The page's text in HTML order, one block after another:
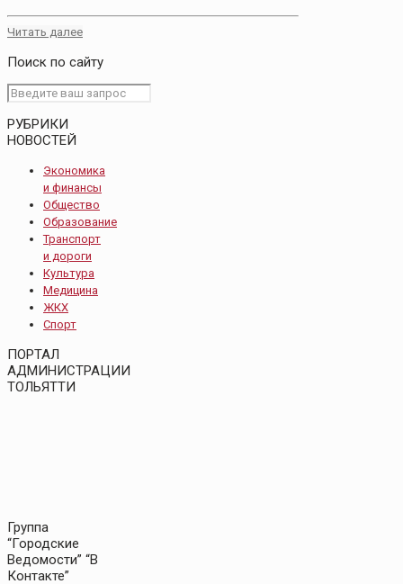
Читать далее
Поиск по сайту
РУБРИКИ
НОВОСТЕЙ
Экономика
и финансы
Общество
Образование
Транспорт
и дороги
Культура
Медицина
ЖКХ
Спорт
ПОРТАЛ
АДМИНИСТРАЦИИ
ТОЛЬЯТТИ
Группа
“Городские
Ведомости” “В
Контакте”